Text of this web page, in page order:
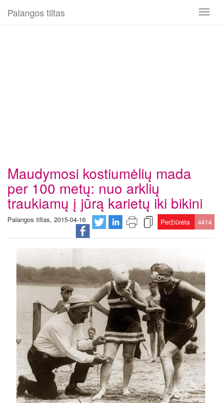
Toggle
Palangos tiltas
Maudymosi kostiumėlių mada
per 100 metų: nuo arklių
traukiamų į jūrą karietų iki bikini
Palangos tiltas, 2015-04-16 Peržiūrėta 4414